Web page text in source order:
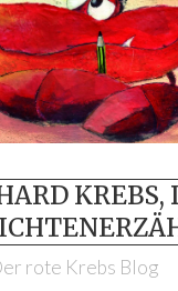
KREBS,
rote Krebs Blog